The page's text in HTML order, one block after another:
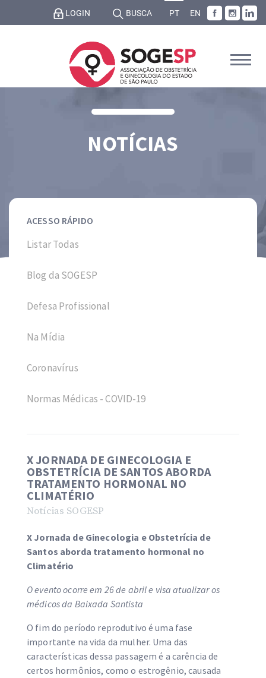
LOGIN BUSCA PT EN
NOTÍCIAS
ACESSO RÁPIDO
Listar Todas
Blog da SOGESP
Defesa Profissional
Na Mídia
Coronavírus
Normas Médicas - COVID-19
X JORNADA DE GINECOLOGIA E
OBSTETRÍCIA DE SANTOS ABORDA
TRATAMENTO HORMONAL NO
CLIMATÉRIO
Notícias SOGESP
X Jornada de Ginecologia e Obstetrícia de
Santos aborda tratamento hormonal no
Climatério
O evento ocorre em 26 de abril e visa atualizar os
médicos da Baixada Santista
O fim do período reprodutivo é uma fase
importante na vida da mulher. Uma das
características dessa passagem é a carência de
certos hormônios, como o estrogênio, causada